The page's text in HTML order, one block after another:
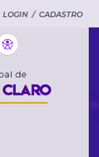
LOGIN / CADASTRO